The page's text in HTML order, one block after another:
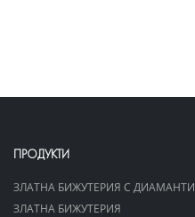
ПРОДУКТИ
ЗЛАТНА БИЖУТЕРИЯ С ДИАМАНТИ
ЗЛАТНА БИЖУТЕРИЯ